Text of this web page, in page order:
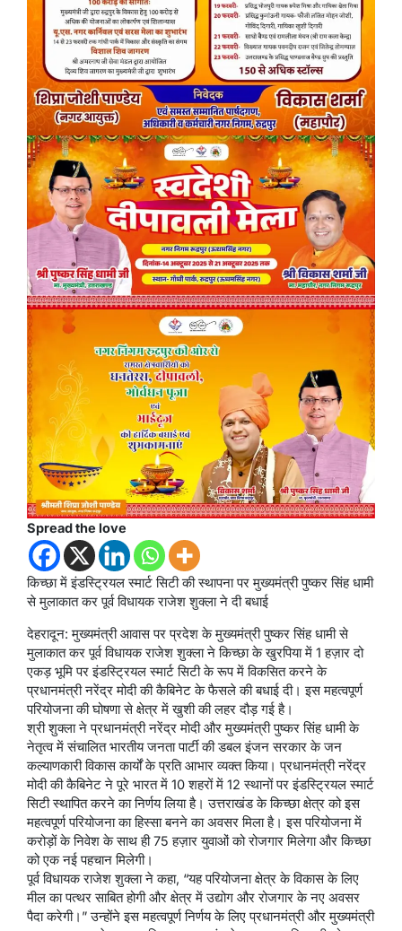
Spread the love
किच्छा में इंडस्ट्रियल स्मार्ट सिटी की स्थापना पर मुख्यमंत्री पुष्कर सिंह धामी
से मुलाकात कर पूर्व विधायक राजेश शुक्ला ने दी बधाई
देहरादून: मुख्यमंत्री आवास पर प्रदेश के मुख्यमंत्री पुष्कर सिंह धामी से
मुलाकात कर पूर्व विधायक राजेश शुक्ला ने किच्छा के खुरपिया में 1 हज़ार दो
एकड़ भूमि पर इंडस्ट्रियल स्मार्ट सिटी के रूप में विकसित करने के
प्रधानमंत्री नरेंद्र मोदी की कैबिनेट के फैसले की बधाई दी। इस महत्वपूर्ण
परियोजना की घोषणा से क्षेत्र में खुशी की लहर दौड़ गई है।
श्री शुक्ला ने प्रधानमंत्री नरेंद्र मोदी और मुख्यमंत्री पुष्कर सिंह धामी के
नेतृत्व में संचालित भारतीय जनता पार्टी की डबल इंजन सरकार के जन
कल्याणकारी विकास कार्यों के प्रति आभार व्यक्त किया। प्रधानमंत्री नरेंद्र
मोदी की कैबिनेट ने पूरे भारत में 10 शहरों में 12 स्थानों पर इंडस्ट्रियल स्मार्ट
सिटी स्थापित करने का निर्णय लिया है। उत्तराखंड के किच्छा क्षेत्र को इस
महत्वपूर्ण परियोजना का हिस्सा बनने का अवसर मिला है। इस परियोजना में
करोड़ों के निवेश के साथ ही 75 हज़ार युवाओं को रोजगार मिलेगा और किच्छा
को एक नई पहचान मिलेगी।
पूर्व विधायक राजेश शुक्ला ने कहा, “यह परियोजना क्षेत्र के विकास के लिए
मील का पत्थर साबित होगी और क्षेत्र में उद्योग और रोजगार के नए अवसर
पैदा करेगी।” उन्होंने इस महत्वपूर्ण निर्णय के लिए प्रधानमंत्री और मुख्यमंत्री